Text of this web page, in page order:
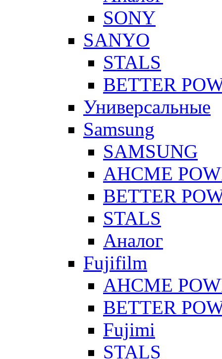
SONY
SANYO
STALS
BETTER
Универсальные
Samsung
SAMSUNG
AHCME
BETTER
STALS
Аналог
Fujifilm
AHCME
BETTER
Fujimi
STALS